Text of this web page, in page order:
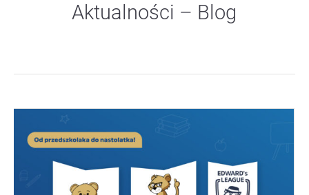
Aktualności – Blog